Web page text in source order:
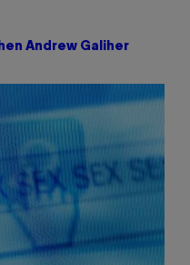
Andrew Galiher